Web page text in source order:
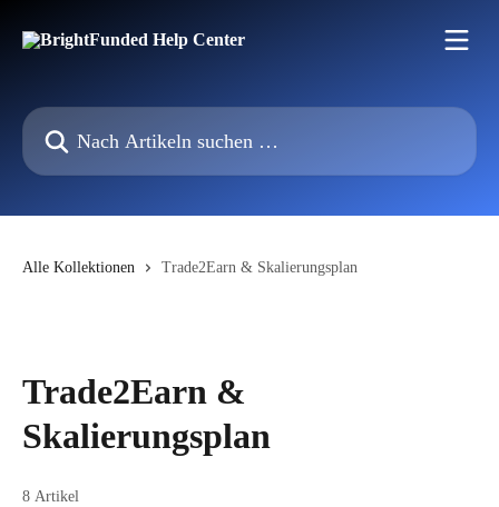
Nach Artikeln suchen …
Alle Kollektionen Trade2Earn & Skalierungsplan
Trade2Earn &
Skalierungsplan
8 Artikel